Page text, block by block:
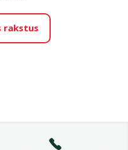
rakstus